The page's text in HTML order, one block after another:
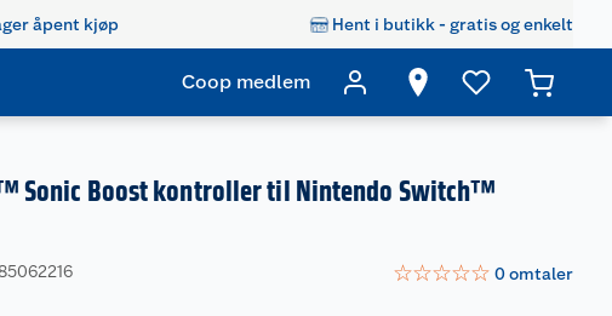
åpent kjøp Hent i butikk - gratis og enkelt
Coop medlem
Sonic Boost kontroller til Nintendo Switch™
☆☆☆☆☆ 0omtaler